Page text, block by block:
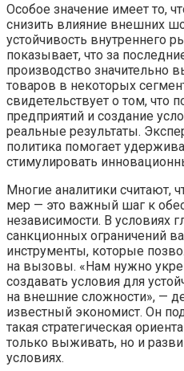
Особое значение имеет то,
снизить влияние внешних
устойчивость внутреннего
показывает, что за
производство значительно
товаров в некоторых
свидетельствует о том, что
предприятий и создание
реальные результаты.
политика помогает
стимулировать
Многие аналитики считают,
мер — это важный шаг к
независимости. В условиях
санкционных ограничений
инструменты, которые
на вызовы. «Нам нужно
создавать условия для
на внешние сложности», —
известный экономист. Он
такая стратегическая
только выживать, но и
условиях.